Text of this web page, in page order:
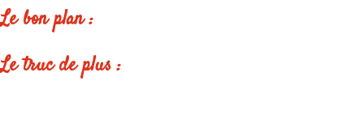
Le bon plan :
Le truc de plus :